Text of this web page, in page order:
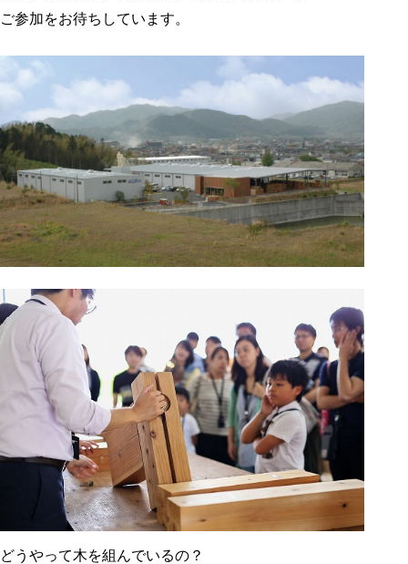
ご参加をお待ちしています。
どうやって木を組んでいるの？